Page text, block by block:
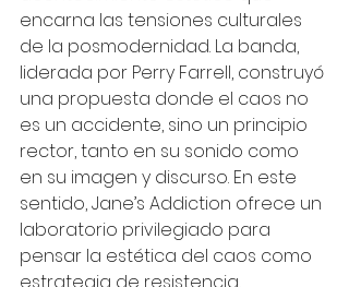
encarna las tensiones culturales
de la posmodernidad. La banda,
liderada por Perry Farrell, construyó
una propuesta donde el caos no
es un accidente, sino un principio
rector, tanto en su sonido como
en su imagen y discurso. En este
sentido, Jane’s Addiction ofrece un
laboratorio privilegiado para
pensar la estética del caos como